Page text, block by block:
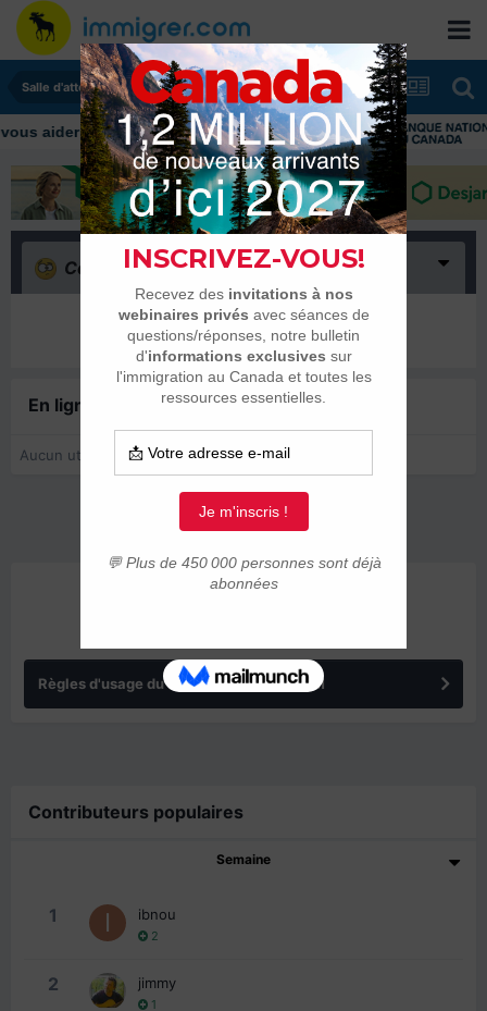
Salle d'attente - échanges de dates
Confus (0)
Il n’y a encore rien ici
En ligne récemment0 membre est en ligne
Aucun utilisateur enregistré regarde cette page.
Règles d'usage du forum IMMIGRER.COM
Contributeurs populaires
Semaine
1 ibnou
2
2 jimmy
1